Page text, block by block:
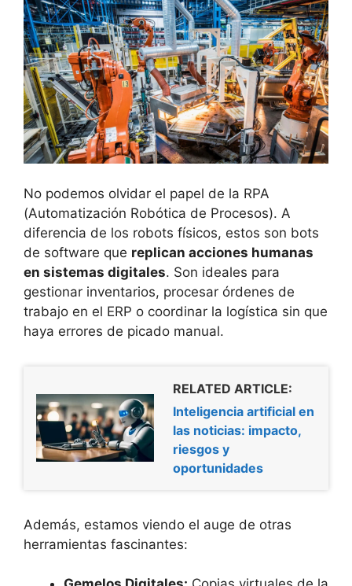
No podemos olvidar el papel de la RPA
(Automatización Robótica de Procesos). A
diferencia de los robots físicos, estos son bots
de software que replican acciones humanas
en sistemas digitales. Son ideales para
gestionar inventarios, procesar órdenes de
trabajo en el ERP o coordinar la logística sin que
haya errores de picado manual.
RELATED ARTICLE:
Inteligencia artificial en
las noticias: impacto,
riesgos y
oportunidades
Además, estamos viendo el auge de otras
herramientas fascinantes: